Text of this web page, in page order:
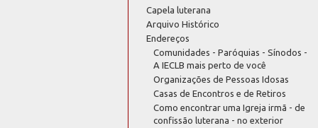
Capela luterana
Arquivo Histórico
Endereços
Comunidades - Paróquias - Sínodos -
A IECLB mais perto de você
Organizações de Pessoas Idosas
Casas de Encontros e de Retiros
Como encontrar uma Igreja irmã - de
confissão luterana - no exterior